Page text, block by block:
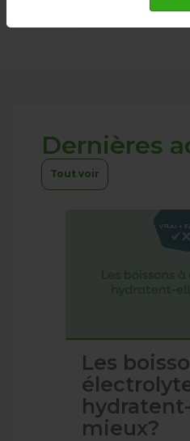
Dernières
Tout voir
Les
mieux?